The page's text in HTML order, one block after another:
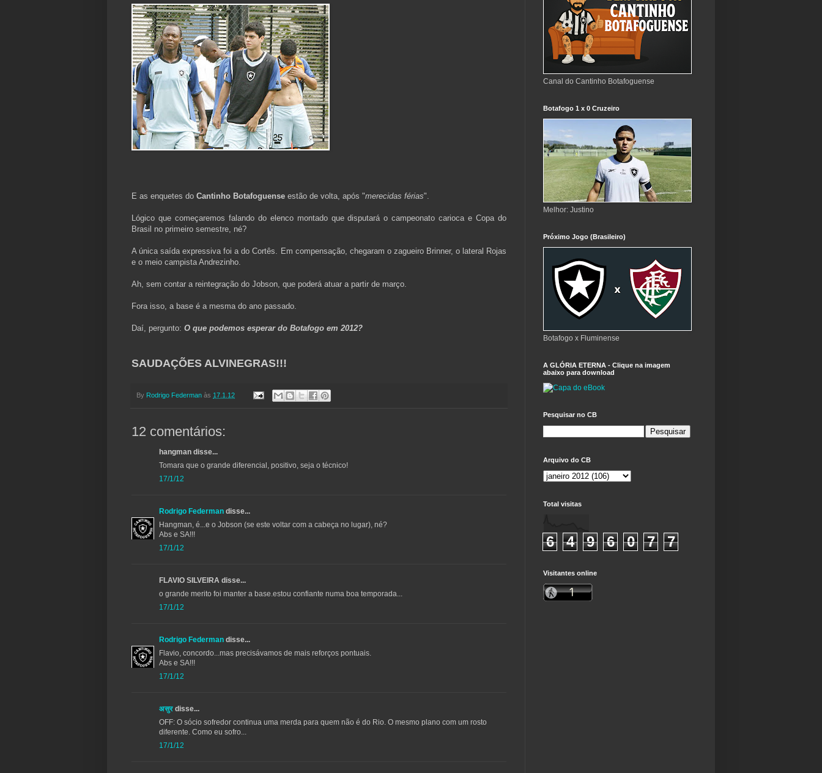
E as enquetes do Cantinho Botafoguense estão de volta, após "merecidas férias".
Lógico que começaremos falando do elenco montado que disputará o campeonato carioca e Copa do
Brasil no primeiro semestre, né?
A única saída expressiva foi a do Cortês. Em compensação, chegaram o zagueiro Brinner, o lateral Rojas
e o meio campista Andrezinho.
Ah, sem contar a reintegração do Jobson, que poderá atuar a partir de março.
Fora isso, a base é a mesma do ano passado.
Daí, pergunto: O que podemos esperar do Botafogo em 2012?
SAUDAÇÕES ALVINEGRAS!!!
By Rodrigo Federman às 17.1.12
12 comentários:
hangman disse...
Tomara que o grande diferencial, positivo, seja o técnico!
17/1/12
Rodrigo Federman disse...
Hangman, é...e o Jobson (se este voltar com a cabeça no lugar), né?
Abs e SA!!!
17/1/12
FLAVIO SILVEIRA disse...
o grande merito foi manter a base.estou confiante numa boa temporada...
17/1/12
Rodrigo Federman disse...
Flavio, concordo...mas precisávamos de mais reforços pontuais.
Abs e SA!!!
17/1/12
असुर disse...
OFF: O sócio sofredor continua uma merda para quem não é do Rio. O mesmo plano com um rosto
diferente. Como eu sofro...
17/1/12
Canal do Cantinho Botafoguense
Botafogo 1 x 0 Cruzeiro
Melhor: Justino
Próximo Jogo (Brasileiro)
Botafogo x Fluminense
A GLÓRIA ETERNA - Clique na imagem
abaixo para download
Pesquisar no CB
Arquivo do CB
Total visitas
6 4 9 6 0 7 7
Visitantes online